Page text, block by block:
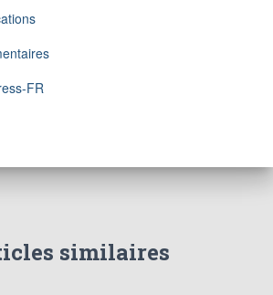
FR
similaires